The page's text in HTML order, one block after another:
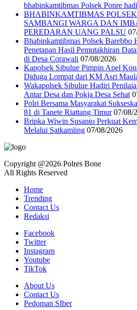
bhabinkamtibmas Polsek Ponre
BHABINKAMTIBMAS
SAMBANGI WARGA DAN
PEREDARAN UANG PALSU
Bhabinkamtibmas Polsek Barebbo
Penetapan Hasil Pemutakhiran
di Desa Corawali 07/08/2026
Kapolsek Sibulue Pimpin Apel
Diduga Lompat dari KM Asri
Wakapolsek Sibulue Hadiri
Antar Desa dan Pokja Desa Sehat
Polri Bersama Masyarakat
81 di Tanete Riattang Timur 07/08/
Bripka Wiwin Susanto Perkuat
Melalui Satkamling 07/08/2026
Copyright @2026 Polres Bone
All Rights Reserved
Home
Trending
Contact Us
Redaksi
Facebook
Twitter
Instagram
Youtube
TikTok
About Us
Contact Us
Pedoman SIber